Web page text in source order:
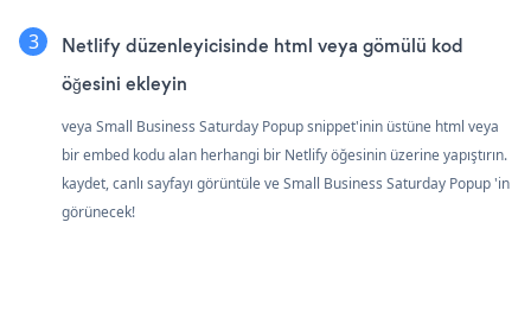
Netlify düzenleyicisinde html veya gömülü kod
öğesini ekleyin
veya Small Business Saturday Popup snippet'inin üstüne html veya
bir embed kodu alan herhangi bir Netlify öğesinin üzerine yapıştırın.
kaydet, canlı sayfayı görüntüle ve Small Business Saturday Popup 'in
görünecek!